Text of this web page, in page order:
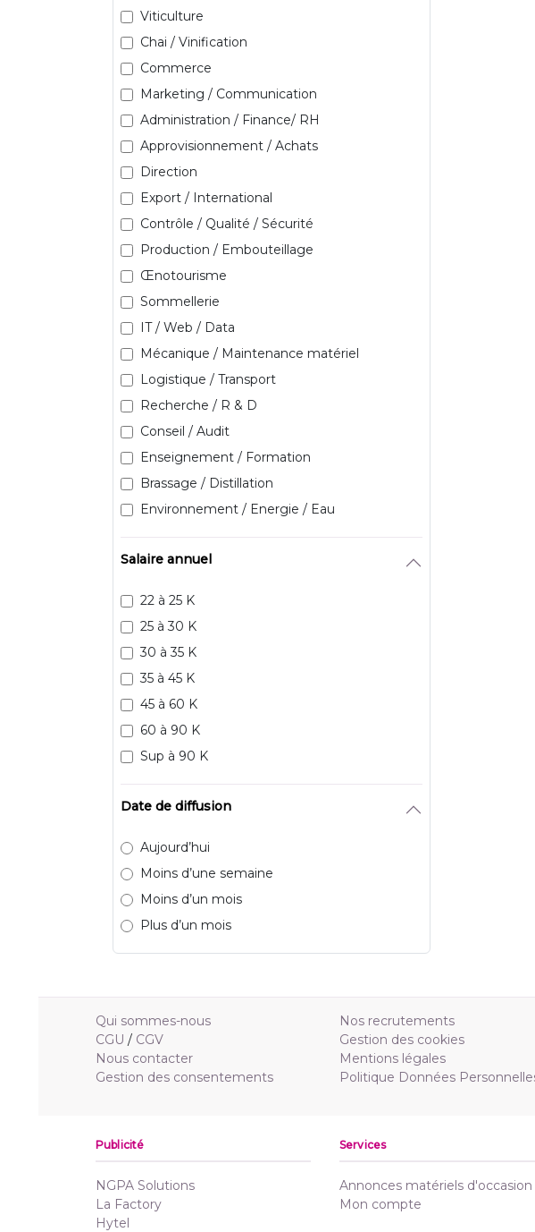
Viticulture
Chai / Vinification
Commerce
Marketing / Communication
Administration / Finance/ RH
Approvisionnement / Achats
Direction
Export / International
Contrôle / Qualité / Sécurité
Production / Embouteillage
Œnotourisme
Sommellerie
IT / Web / Data
Mécanique / Maintenance matériel
Logistique / Transport
Recherche / R & D
Conseil / Audit
Enseignement / Formation
Brassage / Distillation
Environnement / Energie / Eau
Salaire annuel
22 à 25 K
25 à 30 K
30 à 35 K
35 à 45 K
45 à 60 K
60 à 90 K
Sup à 90 K
Date de diffusion
Aujourd’hui
Moins d’une semaine
Moins d’un mois
Plus d’un mois
Qui sommes-nous
CGU / CGV
Nous contacter
Gestion des consentements
Nos recrutements
Gestion des cookies
Mentions légales
Politique Données
Publicité
NGPA Solutions
La Factory
Hytel
Services
Annonces matériels d'occasion
Mon compte